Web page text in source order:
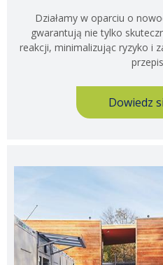
Działamy w oparciu o
gwarantują nie tylko
reakcji, minimalizując ryzyko i
Dowiedz